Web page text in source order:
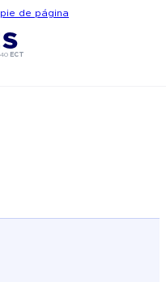
de página
ECT